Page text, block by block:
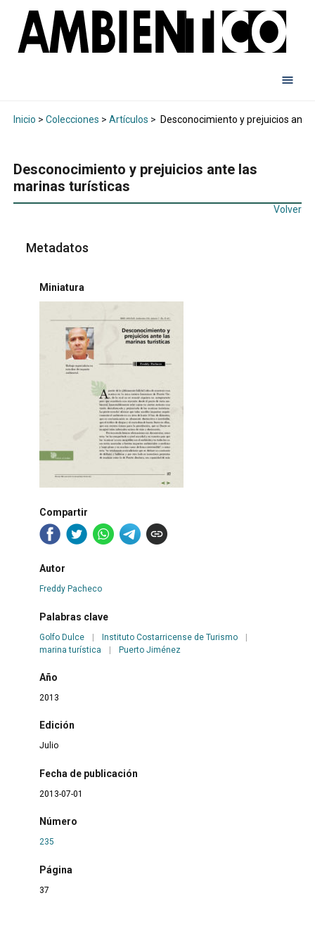
Inicio > Colecciones > Artículos > Desconocimiento y prejuicios
Desconocimiento y prejuicios ante las
marinas turísticas
Volver
Metadatos
Miniatura
Compartir
Autor
Freddy Pacheco
Palabras clave
Golfo Dulce | Instituto Costarricense de Turismo
|
marina turística
| Puerto Jiménez
Año
2013
Edición
Julio
Fecha de publicación
2013-07-01
Número
235
Página
37